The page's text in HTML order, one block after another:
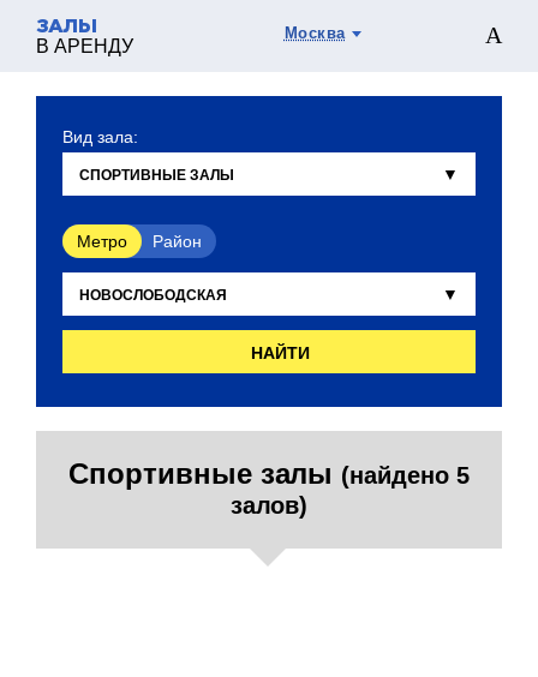
ЗАЛЫ
В АРЕНДУ
Москва
Вид зала:
Метро Район
НАЙТИ
Спортивные залы (найдено 5
залов)